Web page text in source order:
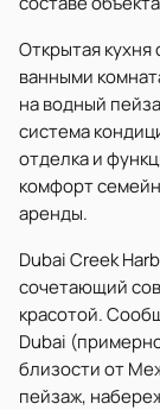
Открытая
ванными
на водный
система
отделка и
комфорт
аренды.
Dubai Creek
сочетающий
красотой.
Dubai
близости от
пейзаж,